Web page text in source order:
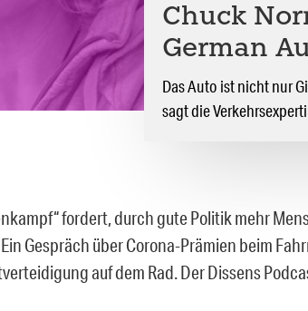
Chuck
German
Das Auto ist nicht nur
sagt die
fordert, durch gute Politik mehr
Gespräch über Corona-Prämien beim
auf dem Rad. Der Dissens